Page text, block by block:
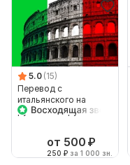
5.0 (15)
Перевод с
итальянского на
русский и с русского
от 500 ₽
250 ₽ за 1 000 зн.